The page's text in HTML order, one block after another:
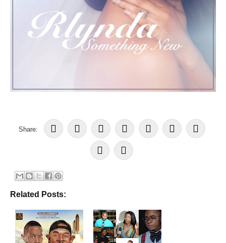
Share:
Related Posts: